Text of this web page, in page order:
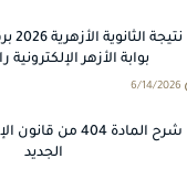
بوابة الأزهر
6/14/2026
شرح المادة 404 من
الجديد